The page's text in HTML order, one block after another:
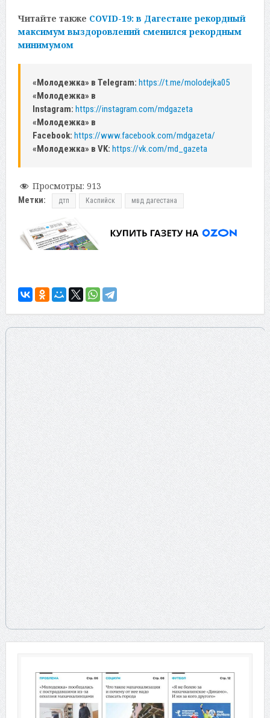
Читайте также COVID-19: в Дагестане рекордный
максимум выздоровлений сменился рекордным
минимумом
«Молодежка» в Telegram: https://t.me/molodejka05
«Молодежка» в
Instagram: https://instagram.com/mdgazeta
«Молодежка» в
Facebook: https://www.facebook.com/mdgazeta/
«Молодежка» в VK: https://vk.com/md_gazeta
Просмотры: 913
Метки: дтп Каспийск мвд дагестана